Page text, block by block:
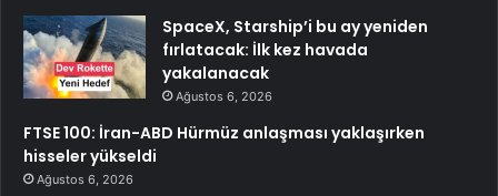
SpaceX, Starship’i bu ay yeniden
fırlatacak: İlk kez havada
yakalanacak
Ağustos 6, 2026
FTSE 100: İran-ABD Hürmüz anlaşması yaklaşırken
hisseler yükseldi
Ağustos 6, 2026